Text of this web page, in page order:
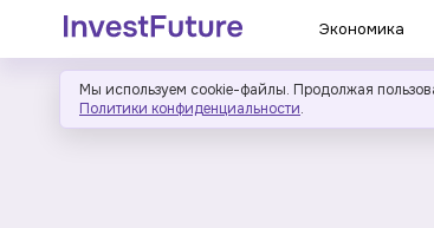
Экономика
Мы используем cookie-файлы. Продолжая
Политики конфиденциальности.